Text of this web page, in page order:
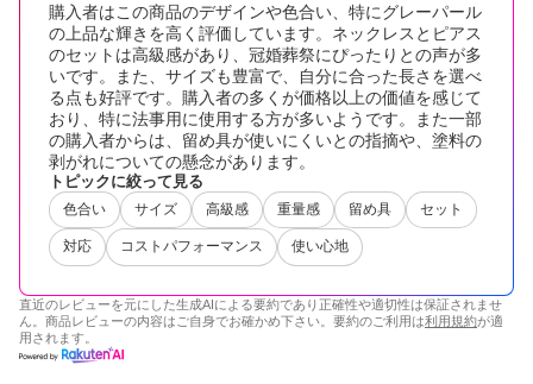
購入者はこの商品のデザインや色合い、特にグレーパール
の上品な輝きを高く評価しています。ネックレスとピアス
のセットは高級感があり、冠婚葬祭にぴったりとの声が多
いです。また、サイズも豊富で、自分に合った長さを選べ
る点も好評です。購入者の多くが価格以上の価値を感じて
おり、特に法事用に使用する方が多いようです。また一部
の購入者からは、留め具が使いにくいとの指摘や、塗料の
剥がれについての懸念があります。
トピックに絞って見る
色合い サイズ 高級感 重量感 留め具 セット
対応 コストパフォーマンス 使い心地
直近のレビューを元にした生成AIによる要約であり正確性や適切性は保証されませ
ん。商品レビューの内容はご自身でお確かめ下さい。要約のご利用は利用規約が適
用されます。